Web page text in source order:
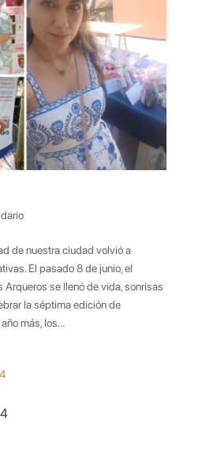
de nuestra ciudad volvió a
El pasado 8 de junio, el
Arqueros se llenó de vida, sonrisas
la séptima edición de
más, los...